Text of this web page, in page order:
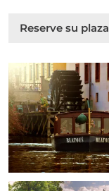
Reserve su plaza